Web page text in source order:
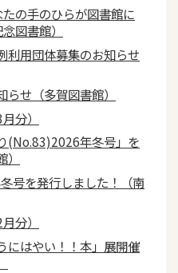
たの手のひらが図書館に
図書館）
利用団体募集のお知らせ
せ（多賀図書館）
分）
(No.83)2026年冬号」を
号を発行しました！（南
分）
にはやい！！本」展開催